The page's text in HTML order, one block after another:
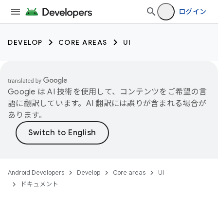
ログイン
DEVELOP CORE AREAS UI
Google は AI 技術を使用して、コンテンツをご希望の言
語に翻訳しています。AI 翻訳には誤りが含まれる場合が
あります。
Android Developers Develop Core areas
UI
ドキュメント